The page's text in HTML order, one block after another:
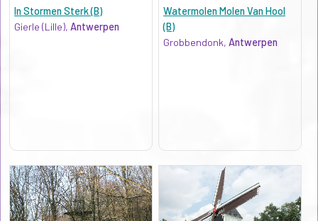
In Stormen Sterk (B)
Gierle (Lille), Antwerpen
Watermolen Molen Van Hool
(B)
Grobbendonk,Antwerpen